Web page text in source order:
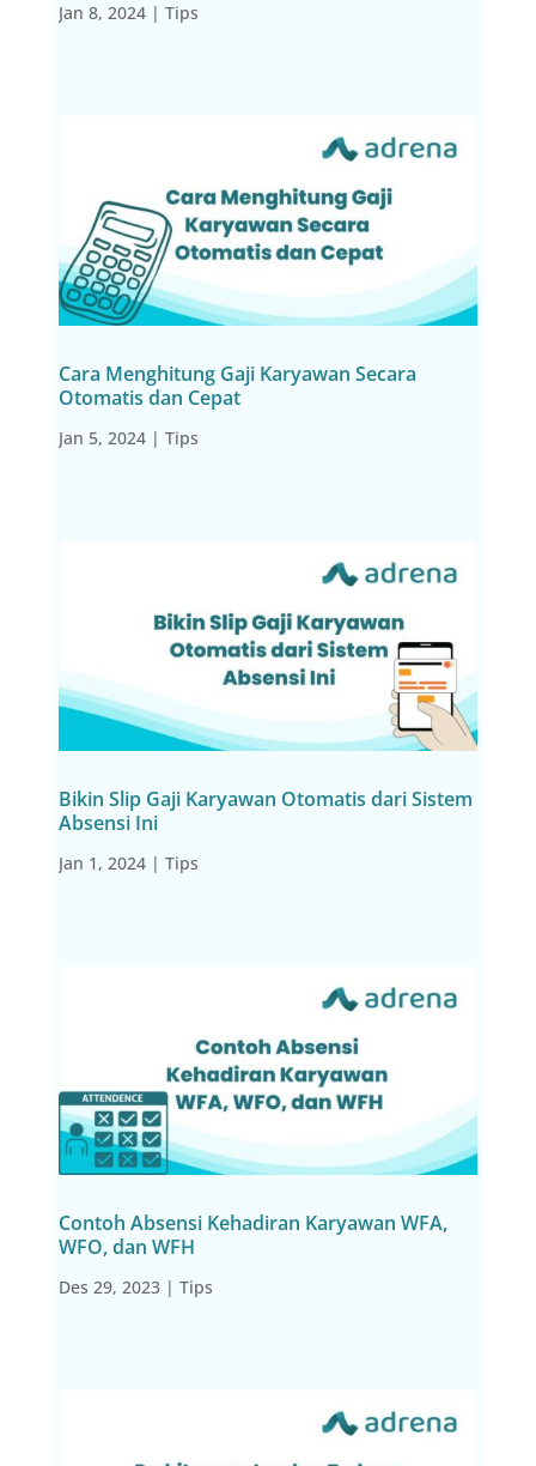
Jan 8, 2024 |Tips
Cara Menghitung Gaji Karyawan Secara
Otomatis dan Cepat
Jan 5, 2024 |Tips
Bikin Slip Gaji Karyawan Otomatis dari Sistem
Absensi Ini
Jan 1, 2024 |Tips
Contoh Absensi Kehadiran Karyawan WFA,
WFO, dan WFH
Des 29, 2023 |Tips